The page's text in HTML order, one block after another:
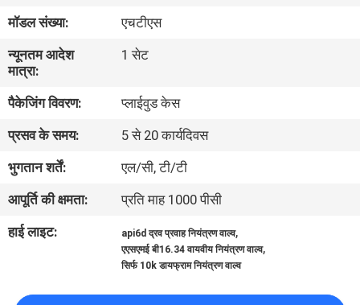
कारखाने
का
गुणवत्ता
नियंत्रण
मॉडल संख्या:
एचटीएस
न्यूनतम आदेश
मात्रा:
1 सेट
पैकेजिंग विवरण:
प्लाईवुड केस
प्रसव के समय:
5 से 20 कार्यदिवस
भुगतान शर्तें:
एल/सी, टी/टी
आपूर्ति की क्षमता:
प्रति माह 1000 पीसी
हाई लाइट:
api6d द्रव प्रवाह नियंत्रण वाल्व,
एएसएमई बी16.34 वायवीय नियंत्रण वाल्व,
सिर्फ 10k डायफ्राम नियंत्रण वाल्व